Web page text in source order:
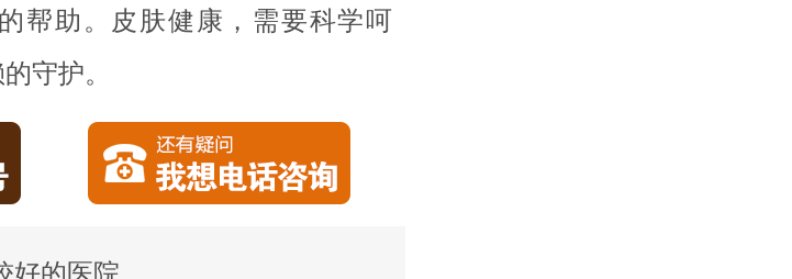
帮助。皮肤健康，需要科学呵
守护。
好的医院